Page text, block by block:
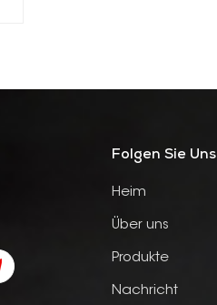
Folgen Sie Uns
Heim
Über uns
Produkte
Nachricht